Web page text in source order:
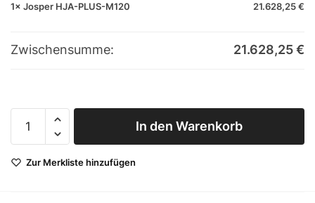
1× Josper HJA-PLUS-M120 21.628,25€
Zwischensumme: 21.628,25€
HJA-
M120
In den Warenkorb
Zur Merkliste hinzufügen